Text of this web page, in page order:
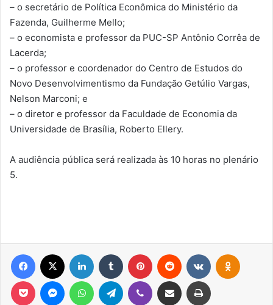
– o secretário de Política Econômica do Ministério da
Fazenda, Guilherme Mello;
– o economista e professor da PUC-SP Antônio Corrêa de
Lacerda;
– o professor e coordenador do Centro de Estudos do
Novo Desenvolvimentismo da Fundação Getúlio Vargas,
Nelson Marconi; e
– o diretor e professor da Faculdade de Economia da
Universidade de Brasília, Roberto Ellery.
A audiência pública será realizada às 10 horas no plenário
5.
Facebook Linkedin Tumblr Pinterest Reddit
Pocket MessengerWhatsAppTelegram Viber Compartilhar via e-mail Imprimir